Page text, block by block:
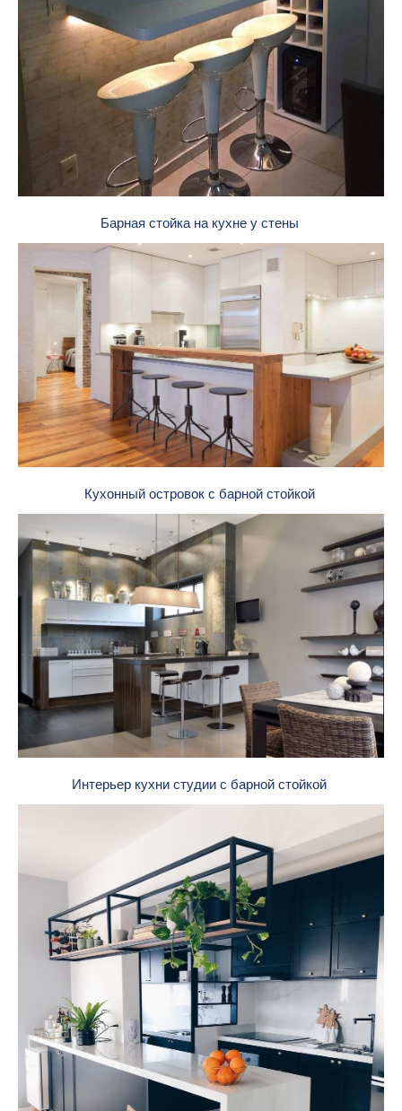
Барная стойка на кухне у стены
Кухонный островок с барной стойкой
Интерьер кухни студии с барной стойкой